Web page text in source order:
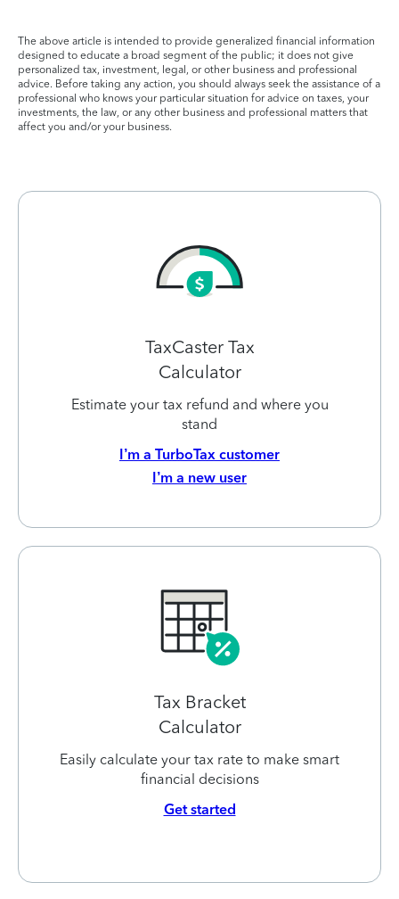
The above article is intended to provide generalized financial information
designed to educate a broad segment of the public; it does not give
personalized tax, investment, legal, or other business and professional
advice. Before taking any action, you should always seek the assistance of a
professional who knows your particular situation for advice on taxes, your
investments, the law, or any other business and professional matters that
affect you and/or your business.
TaxCaster Tax
Calculator
Estimate your tax refund and where you
stand
I’m a TurboTax customer
I’m a new user
Tax Bracket
Calculator
Easily calculate your tax rate to make smart
financial decisions
Get started